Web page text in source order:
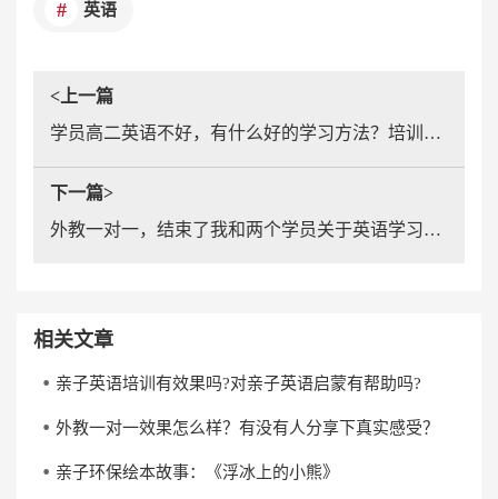
英语
<上一篇
学员高二英语不好，有什么好的学习方法？培训班有用吗？
下一篇>
外教一对一，结束了我和两个学员关于英语学习之间的无声战
相关文章
亲子英语培训有效果吗?对亲子英语启蒙有帮助吗?
外教一对一效果怎么样？有没有人分享下真实感受？
亲子环保绘本故事：《浮冰上的小熊》